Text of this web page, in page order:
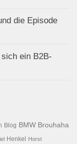
die Episode
ein B2B-
Blog BMW Brouhaha
Henkel Horst